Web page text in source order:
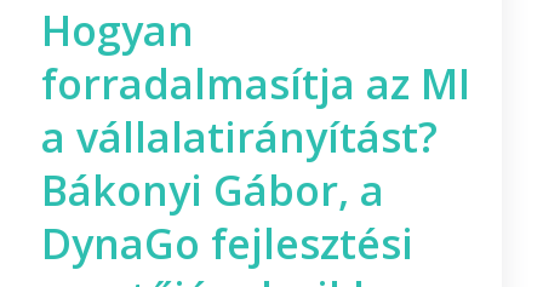
Hogyan
forradalmasítja az MI
a vállalatirányítást?
Bákonyi Gábor, a
DynaGo fejlesztési